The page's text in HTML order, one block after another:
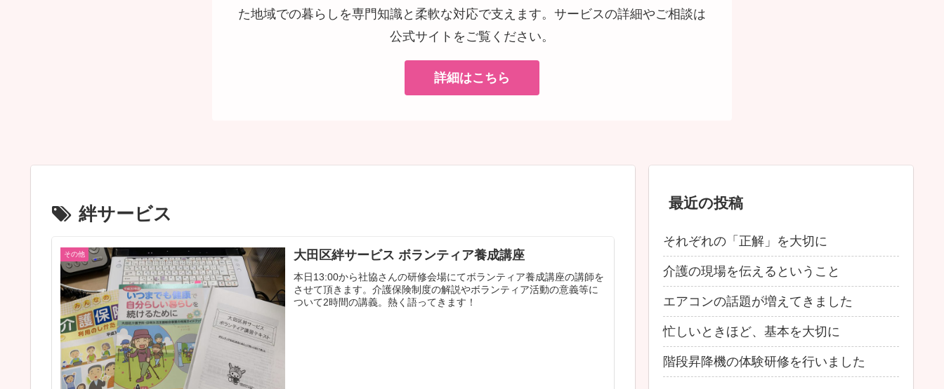
た地域での暮らしを専門知識と柔軟な対応で支えます。サービスの詳細やご相談は
公式サイトをご覧ください。
詳細はこちら
絆サービス
その他 大田区絆サービス ボランティア養成講座
本日13:00から社協さんの研修会場にてボランティア養成講座の講師を
させて頂きます。介護保険制度の解説やボランティア活動の意義等に
ついて2時間の講義。熱く語ってきます！
最近の投稿
それぞれの「正解」を大切に
介護の現場を伝えるということ
エアコンの話題が増えてきました
忙しいときほど、基本を大切に
階段昇降機の体験研修を行いました